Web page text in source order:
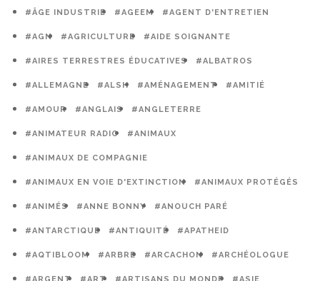
#ÂGE INDUSTRIE #AGEEM #AGENT D'ENTRETIEN
#AGN #AGRICULTURE #AIDE SOIGNANTE
#AIRES TERRESTRES ÉDUCATIVES #ALBATROS
#ALLEMAGNE #ALSH #AMÉNAGEMENT #AMITIÉ
#AMOUR #ANGLAIS #ANGLETERRE
#ANIMATEUR RADIO #ANIMAUX
#ANIMAUX DE COMPAGNIE
#ANIMAUX EN VOIE D'EXTINCTION #ANIMAUX PROTÉGÉS
#ANIMÉS #ANNE BONNY #ANOUCH PARÉ
#ANTARCTIQUE #ANTIQUITÉ #APATHEID
#AQTIBLOOM #ARBRE #ARCACHON #ARCHÉOLOGUE
#ARGENT #ART #ARTISANS DU MONDE #ASIE